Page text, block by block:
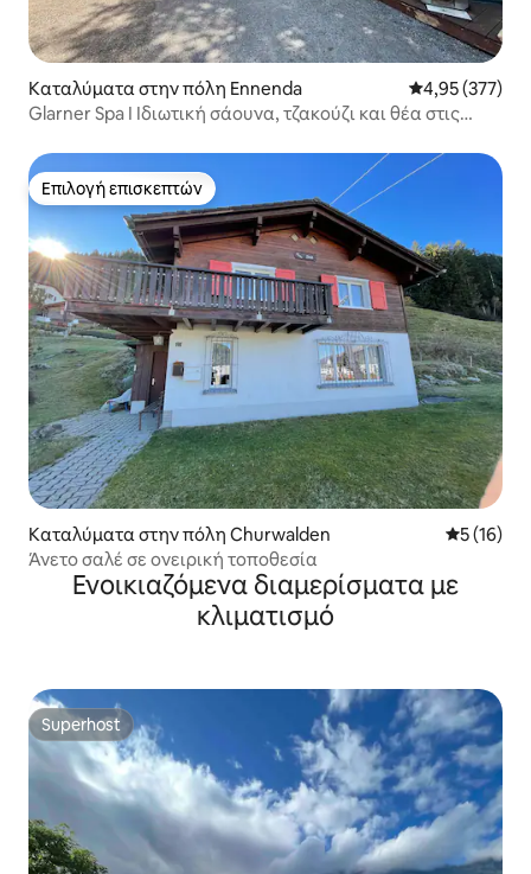
Καταλύματα στην πόλη Ennenda Μέση
4,95 (377)
Glarner Spa I Ιδιωτική σάουνα, τζακούζι και θέα στις
Επιλογή επισκεπτών
Επιλογή επισκεπτών
Καταλύματα στην πόλη Churwalden Μέση
5 (16)
Άνετο σαλέ σε ονειρική τοποθεσία
Ενοικιαζόμενα διαμερίσματα με
κλιματισμό
Superhost
Superhost